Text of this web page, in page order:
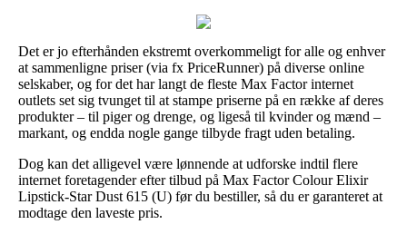
Det er jo efterhånden ekstremt overkommeligt for alle og enhver
at sammenligne priser (via fx PriceRunner) på diverse online
selskaber, og for det har langt de fleste Max Factor internet
outlets set sig tvunget til at stampe priserne på en række af deres
produkter – til piger og drenge, og ligeså til kvinder og mænd –
markant, og endda nogle gange tilbyde fragt uden betaling.
Dog kan det alligevel være lønnende at udforske indtil flere
internet foretagender efter tilbud på Max Factor Colour Elixir
Lipstick-Star Dust 615 (U) før du bestiller, så du er garanteret at
modtage den laveste pris.